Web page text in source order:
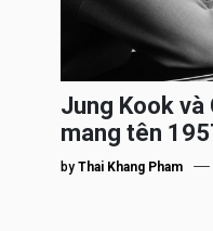
Jung Kook và
mang tên
by Thai Khang Pham